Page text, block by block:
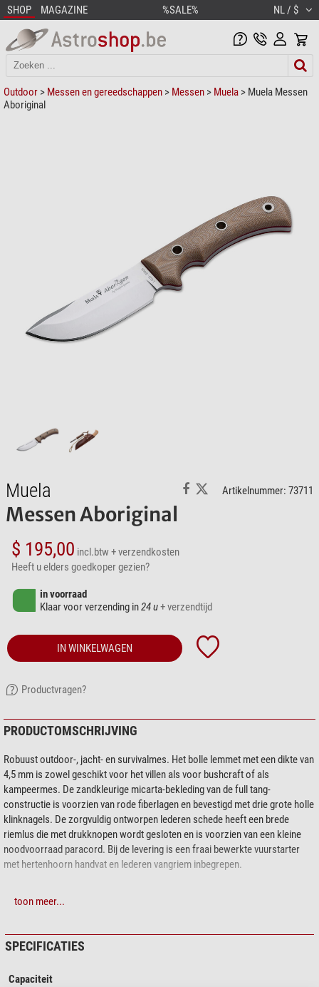
SHOP MAGAZINE %SALE% NL / $
Outdoor > Messen en gereedschappen > Messen > Muela > Muela Messen
Aboriginal
Muela Artikelnummer: 73711
Messen Aboriginal
$ 195,00 incl.btw+ verzendkosten
Heeft u elders goedkoper gezien?
in voorraad
Klaar voor verzending in24 u+ verzendtijd
IN WINKELWAGEN
Productvragen?
PRODUCTOMSCHRIJVING
Robuust outdoor-, jacht- en survivalmes. Het bolle lemmet met een dikte van
4,5 mm is zowel geschikt voor het villen als voor bushcraft of als
kampeermes. De zandkleurige micarta-bekleding van de full tang-
constructie is voorzien van rode fiberlagen en bevestigd met drie grote holle
klinknagels. De zorgvuldig ontworpen lederen schede heeft een brede
riemlus die met drukknopen wordt gesloten en is voorzien van een kleine
noodvoorraad paracord. Bij de levering is een fraai bewerkte vuurstarter
met hertenhoorn handvat en lederen vangriem inbegrepen.
toon meer...
SPECIFICATIES
Capaciteit